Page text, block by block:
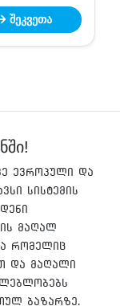
შეკვეთა
ევროპული და
სისტემის
მაღალ
რომელიც
და მაღალი
ბაზარზე.